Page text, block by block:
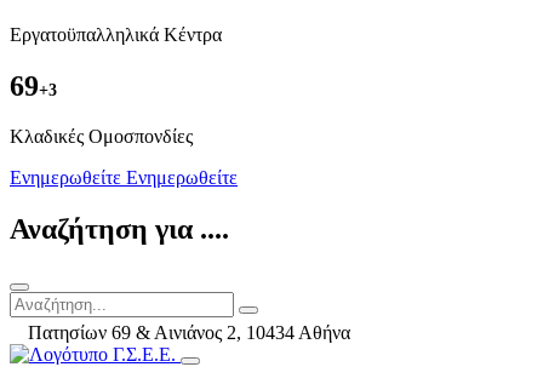
Εργατοϋπαλληλικά Κέντρα
69+3
Kλαδικές Ομοσπονδίες
Ενημερωθείτε Ενημερωθείτε
Αναζήτηση για ....
Πατησίων 69 & Αινιάνος 2, 10434 Αθήνα